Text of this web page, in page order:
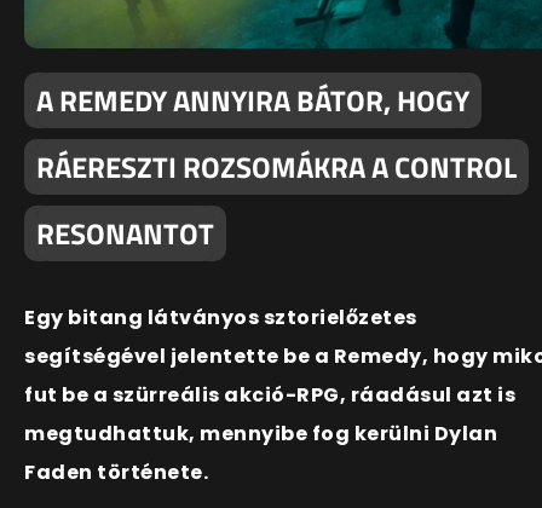
A REMEDY ANNYIRA BÁTOR, HOGY
RÁERESZTI ROZSOMÁKRA A CONTROL
RESONANTOT
Egy bitang látványos sztorielőzetes
segítségével jelentette be a Remedy, hogy
fut be a szürreális akció-RPG, ráadásul azt is
megtudhattuk, mennyibe fog kerülni Dylan
Faden története.